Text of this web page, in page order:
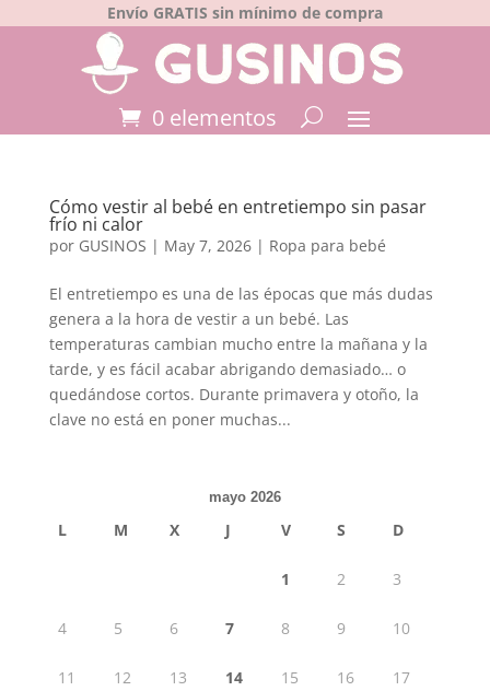
Envío GRATIS sin mínimo de compra
0 elementos
Cómo vestir al bebé en entretiempo sin pasar
frío ni calor
por GUSINOS | May 7, 2026| Ropa para bebé
El entretiempo es una de las épocas que más dudas
genera a la hora de vestir a un bebé. Las
temperaturas cambian mucho entre la mañana y la
tarde, y es fácil acabar abrigando demasiado… o
quedándose cortos. Durante primavera y otoño, la
clave no está en poner muchas...
mayo 2026
L M X J V S D
1 2 3
4 5 6 7 8 9 10
11 12 13 14 15 16 17